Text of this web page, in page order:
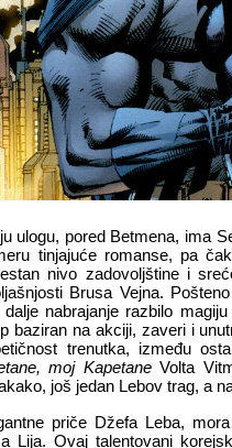
ulogu, pored Betmena, ima
tinjajuće romanse, pa
nivo zadovoljštine i
Brusa Vejna.
nabrajanje razbilo
baziran na akciji, zaveri i
trenutka, između
moj KapetaneVolta
još jedan Lebov trag, a
priče Džefa Leba,
Lija. Ovaj talentovani